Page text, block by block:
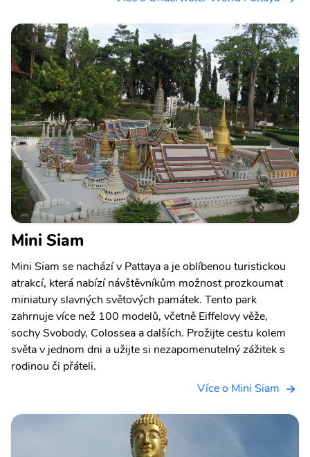
Mini Siam
Mini Siam se nachází v Pattaya a je oblíbenou turistickou
atrakcí, která nabízí návštěvníkům možnost prozkoumat
miniatury slavných světových památek. Tento park
zahrnuje více než 100 modelů, včetně Eiffelovy věže,
sochy Svobody, Colossea a dalších. Prožijte cestu kolem
světa v jednom dni a užijte si nezapomenutelný zážitek s
rodinou či přáteli.
Více o Mini Siam